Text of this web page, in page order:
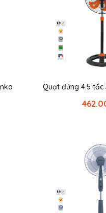
Quạt đứng 4.5 tấc